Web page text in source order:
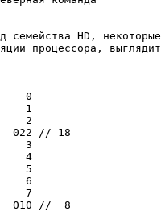
семейства HD,
процессора,
0
1
2
022 // 18
3
4
5
6
7
010 //  8